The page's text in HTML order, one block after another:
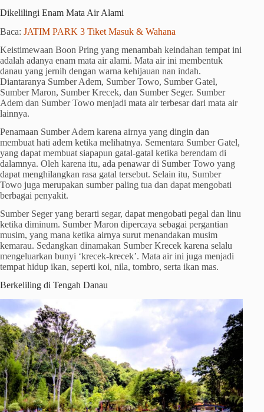
Dikelilingi Enam Mata Air Alami
Baca: JATIM PARK 3 Tiket Masuk & Wahana
Keistimewaan Boon Pring yang menambah keindahan tempat ini
adalah adanya enam mata air alami. Mata air ini membentuk
danau yang jernih dengan warna kehijauan nan indah.
Diantaranya Sumber Adem, Sumber Towo, Sumber Gatel,
Sumber Maron, Sumber Krecek, dan Sumber Seger. Sumber
Adem dan Sumber Towo menjadi mata air terbesar dari mata air
lainnya.
Penamaan Sumber Adem karena airnya yang dingin dan
membuat hati adem ketika melihatnya. Sementara Sumber Gatel,
yang dapat membuat siapapun gatal-gatal ketika berendam di
dalamnya. Oleh karena itu, ada penawar di Sumber Towo yang
dapat menghilangkan rasa gatal tersebut. Selain itu, Sumber
Towo juga merupakan sumber paling tua dan dapat mengobati
berbagai penyakit.
Sumber Seger yang berarti segar, dapat mengobati pegal dan linu
ketika diminum. Sumber Maron dipercaya sebagai pergantian
musim, yang mana ketika airnya surut menandakan musim
kemarau. Sedangkan dinamakan Sumber Krecek karena selalu
mengeluarkan bunyi ‘krecek-krecek’. Mata air ini juga menjadi
tempat hidup ikan, seperti koi, nila, tombro, serta ikan mas.
Berkeliling di Tengah Danau